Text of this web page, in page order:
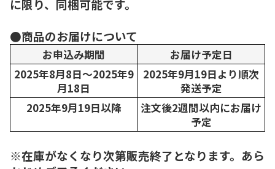
に限り、同梱可能です。
●商品のお届けについて
お申込み期間
お届け予定日
2025年8月8日～2025年9
月18日
2025年9月19日より順次
発送予定
2025年9月19日以降
注文後2週間以内にお届け
予定
※在庫がなくなり次第販売終了となります。あら